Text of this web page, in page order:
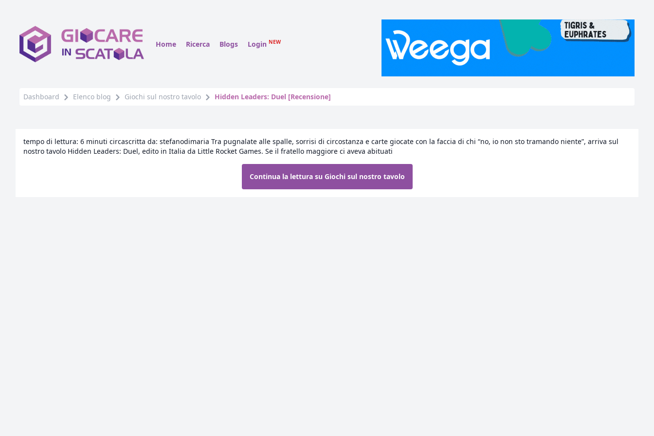
Home Ricerca Blogs Login NEW
Dashboard Elenco blog Giochi sul nostro tavolo Hidden Leaders: Duel [Recensione]
tempo di lettura: 6 minuti circascritta da: stefanodimaria Tra pugnalate alle spalle, sorrisi di circostanza e carte giocate con la faccia di chi “no, io non sto tramando niente”, arriva sul
nostro tavolo Hidden Leaders: Duel, edito in Italia da Little Rocket Games. Se il fratello maggiore ci aveva abituati
Continua la lettura su Giochi sul nostro tavolo